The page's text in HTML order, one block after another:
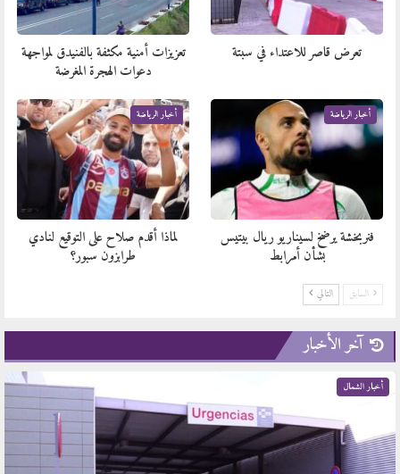
تعرض قاصر للاعتداء في سبتة تعزيزات أمنية مكثفة بالفنيدق لمواجهة
دعوات الهجرة المغرضة
أخبار الرياضة
فنربخشة يرضخ لسيناريو ريال بيتيس
بشأن أمرابط
أخبار الرياضة
لماذا أقدم صلاح على التوقيع لنادي
طرابزون سبور؟
السابق التالي
آخر الأخبار
أخبار الشمال